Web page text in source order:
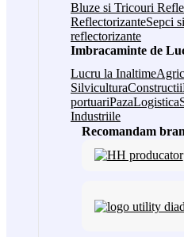
Bluze si Tricouri
ReflectorizanteSepci
reflectorizante
Imbracaminte de
Lucru la Inaltime
SilviculturaConstructii
portuariPazaLogistica
Industriile
Recomandam